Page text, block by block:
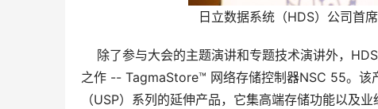
日立数据系统（HDS）公司首
除了参与大会的主题演讲和专题技术演讲外，
之作 -- TagmaStore™ 网络存储控制器NSC 55。该
（USP）系列的延伸产品，它集高端存储功能以及